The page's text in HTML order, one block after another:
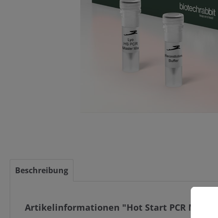
Beschreibung
Artikelinformationen "Hot Start PCR